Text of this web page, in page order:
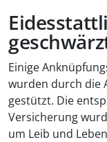
Einige
wurden durch die
gestützt. Die
Versicherung
um Leib und